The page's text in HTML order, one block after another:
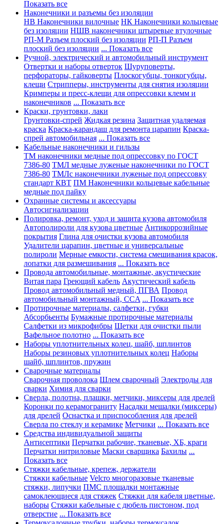
Показать все
Наконечники и разъемы без изоляции
НВ Наконечники вилочные НК Наконечники кольцевые
без изоляции НШВ наконечники штыревые втулочные
РП-М Разъем плоский без изоляции РП-П Разъем
плоский без изоляции ... Показать все
Ручной, электрический и автомобильный инструмент
Отвертки и наборы отверток Шуруповерты,
перфораторы, гайковерты Плоскогубцы, тонкогубцы,
клещи Стрипперы, инструменты для снятия изоляции
Кримперы и пресс-клещи для опрессовки клемм и
наконечников ... Показать все
Краски, грунтовки, лаки
Грунтовки-спрей Жидкая резина Защитная удаляемая
краска Краска-карандаш для ремонта царапин Краска-
спрей автомобильная ... Показать все
Кабельные наконечники и гильзы
ТМ наконечники медные под опрессовку по ГОСТ
7386-80 ТМЛ медные луженые наконечники по ГОСТ
7386-80 ТМЛс наконечники луженые под опрессовку
стандарт КВТ ПМ Наконечники кольцевые кабельные
медные под пайку
Охранные системы и аксессуары
Автосигнализации
Полировка, ремонт, уход и защита кузова автомобиля
Автополироли для кузова цветные Антикоррозийные
покрытия Глина для очистки кузова автомобиля
Удалители царапин, цветные и универсальные
полироли Мерные емкости, система смешивания красок,
лопатки для размешивания ... Показать все
Провода автомобильные, монтажные, акустические
Витая пара Греющий кабель Акустический кабель
Провод автомобильный медный, ПГВА Провод
автомобильный монтажный, CCA ... Показать все
Протирочные материалы, салфетки, губки
Абсорбьенты Бумажные протирочные материалы
Салфетки из микрофибры Щетки для очистки пыли
Вафельное полотно ... Показать все
Наборы уплотнительных колец, шайб, шплинтов
Наборы резиновых уплотнительных колец Наборы
шайб, шплинтов, пружин
Сварочные материалы
Сварочная проволока Шлем сварочный Электроды для
сварки Химия для сварки
Сверла, полотна, плашки, метчики, миксеры для дрелей
Коронки по керамограниту Насадки мешалки (миксеры)
для дрелей Оснастка и приспособления для дрелей
Сверла по стеклу и керамике Метчики ... Показать все
Средства индивидуальной защиты
Антисептики Перчатки рабочие, тканевые, ХБ, краги
Перчатки нитриловые Маски сварщика Бахилы ...
Показать все
Стяжки кабельные, крепеж, держатели
Стяжки кабельные Velcro многоразовые тканевые
стяжки, липучки ПМС площадки монтажные
самоклеющиеся для стяжек Стяжки для кабеля цветные,
наборы Стяжки кабельные с дюбель пистоном, под
отверстие ... Показать все